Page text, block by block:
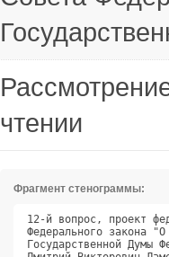
чтении
Фрагмент стенограммы:
12-й вопрос, проект
Федерального
Государственной Думы